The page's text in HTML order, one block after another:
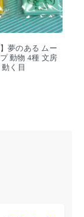
】夢のある ムー
動物 4種 文房
動く目